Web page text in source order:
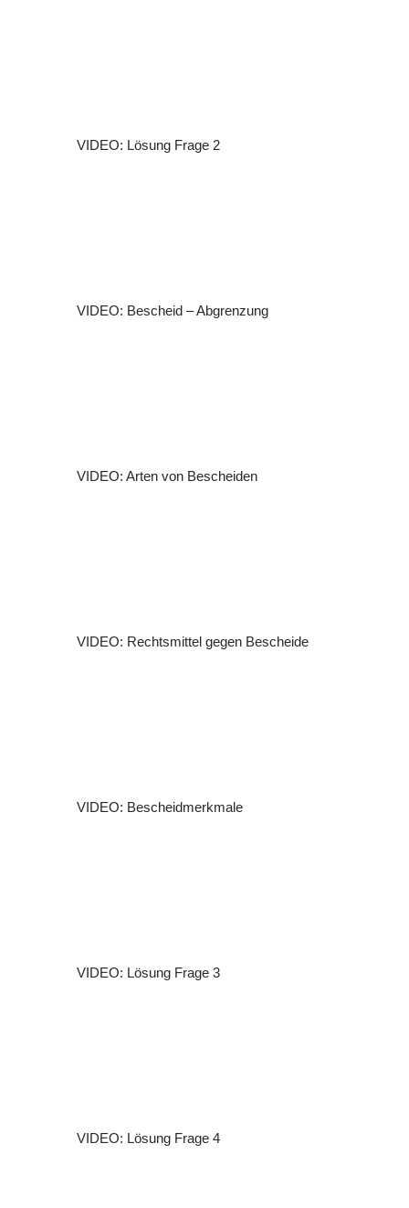
VIDEO: Lösung Frage 2
VIDEO: Bescheid – Abgrenzung
VIDEO: Arten von Bescheiden
VIDEO: Rechtsmittel gegen Bescheide
VIDEO: Bescheidmerkmale
VIDEO: Lösung Frage 3
VIDEO: Lösung Frage 4